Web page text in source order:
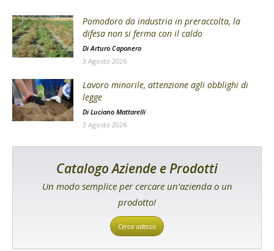
Pomodoro da industria in preraccolta, la
difesa non si ferma con il caldo
Di Arturo Caponero
3 Agosto 2026
Lavoro minorile, attenzione agli obblighi di
legge
Di Luciano Mattarelli
3 Agosto 2026
Catalogo Aziende e Prodotti
Un modo semplice per cercare un’azienda o un
prodotto!
Cerca adesso